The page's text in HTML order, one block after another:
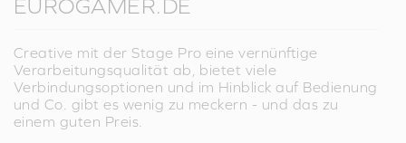
EUROGAMER.DE
Creative mit der Stage Pro eine vernünftige
Verarbeitungsqualität ab, bietet viele
Verbindungsoptionen und im Hinblick auf Bedienung
und Co. gibt es wenig zu meckern - und das zu
einem guten Preis.